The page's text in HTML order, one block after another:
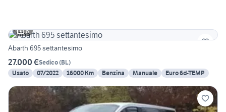
6
Abarth 695 settantesimo
27.000 €Sedico(BL)
Usato
07/2022 16000 Km Benzina Manuale Euro 6d-TEMP